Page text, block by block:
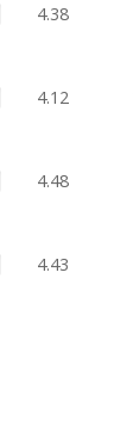
4.38
4.12
4.48
4.43